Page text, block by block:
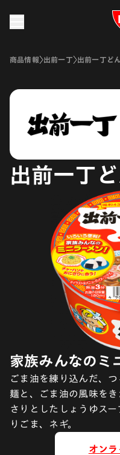
商品情報 出前一丁 出前一丁ど
出前一丁
家族みんなのミ
ごま油を練り込んだ、
麺と、ごま油の風味を
さりとしたしょうゆス
りごま、ネギ。
オン